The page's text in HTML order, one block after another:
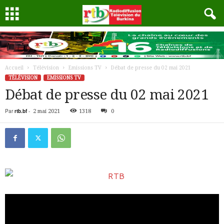
Accueil Télévision Emissions TV
Débat de presse du 02 mai 2021
TÉLÉVISION
EMISSIONS TV
Débat de presse du 02 mai 2021
Par rtb.bf- 2 mai 2021 1318 0